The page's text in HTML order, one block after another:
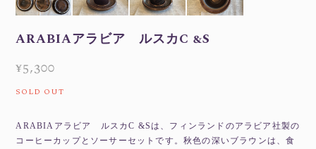
ARABIAアラビア ルスカC &S
¥5,300
SOLD OUT
ARABIAアラビア ルスカC &Sは、フィンランドのアラビア社製の
コーヒーカップとソーサーセットです。秋色の深いブラウンは、食